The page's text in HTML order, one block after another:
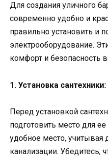
Для создания уличного
современно удобно и
правильно установить и
электрооборудование.
комфорт и безопасность
1. Установка сантехники:
Перед установкой
подготовить место для
удобное место, учитывая
канализации.